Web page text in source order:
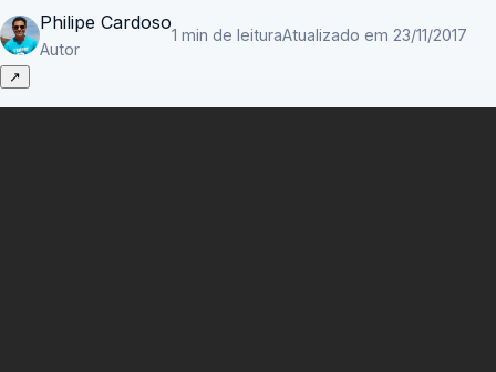
Philipe Cardoso
Autor
1 min de leituraAtualizado em 23/11/2017
↗